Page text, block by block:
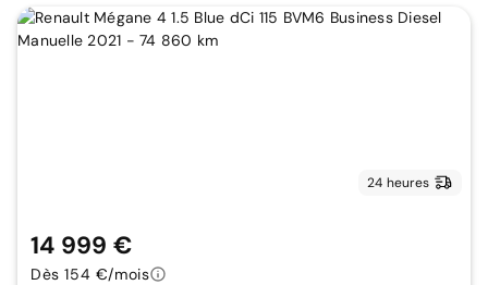
24 heures
14 999 €
Dès 154 €/mois